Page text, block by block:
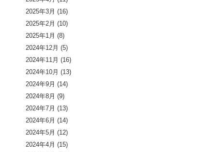
2025年3月 (16)
2025年2月 (10)
2025年1月 (8)
2024年12月 (5)
2024年11月 (16)
2024年10月 (13)
2024年9月 (14)
2024年8月 (9)
2024年7月 (13)
2024年6月 (14)
2024年5月 (12)
2024年4月 (15)